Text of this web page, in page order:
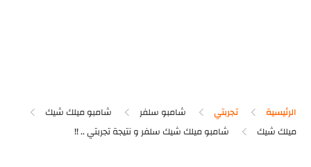
الرئيسية تجربتي شامبو سلفر
شامبو ميلك شيك
ميلك شيك